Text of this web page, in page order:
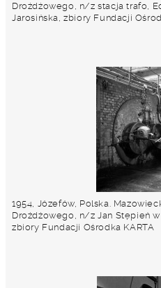
Drożdżowego, n/z stacja trafo,
Jarosińska, zbiory Fundacji
1954, Józefów, Polska.
Drożdżowego, n/z Jan Stępień
zbiory Fundacji Ośrodka KARTA